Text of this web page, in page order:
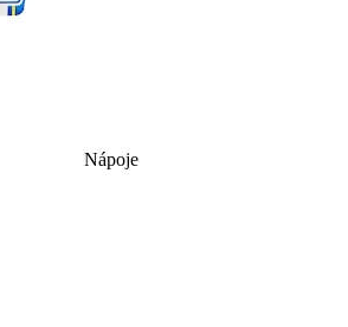
Nápoje